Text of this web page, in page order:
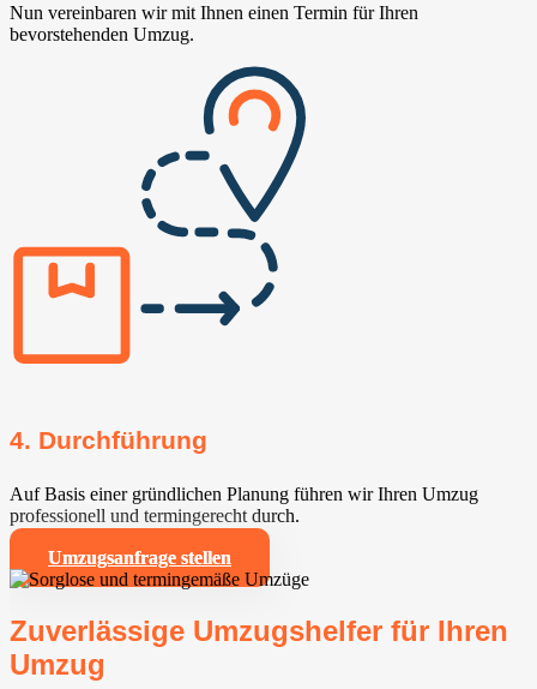
Nun vereinbaren wir mit Ihnen einen Termin für Ihren
bevorstehenden Umzug.
4. Durchführung
Auf Basis einer gründlichen Planung führen wir Ihren Umzug
professionell und termingerecht durch.
Umzugsanfrage stellen
Zuverlässige Umzugshelfer für Ihren
Umzug